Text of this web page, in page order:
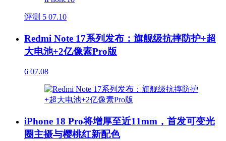
评测 5 07.10
Redmi Note 17系列发布：旗舰级抗摔防护+超
大电池+2亿像素Pro版
6 07.08
iPhone 18 Pro将增厚至近11mm，首发可变光
圈主摄与樱桃红新配色